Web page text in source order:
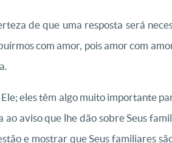
de que uma resposta será
com amor, pois amor com
eles têm algo muito importante
aviso que lhe dão sobre Seus
e mostrar que Seus familiares